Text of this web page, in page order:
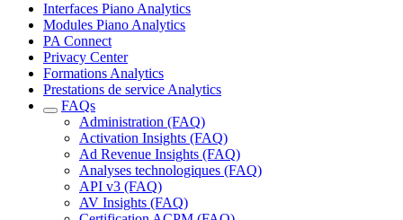
Interfaces Piano Analytics
Modules Piano Analytics
PA Connect
Privacy Center
Formations Analytics
Prestations de service Analytics
FAQs
Administration (FAQ)
Activation Insights (FAQ)
Ad Revenue Insights (FAQ)
Analyses technologiques (FAQ)
API v3 (FAQ)
AV Insights (FAQ)